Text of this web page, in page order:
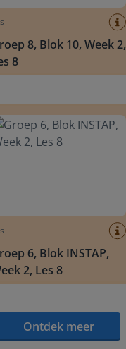
8, Blok 10, Week 2,
8
6, Blok INSTAP,
2, Les 8
Ontdek meer